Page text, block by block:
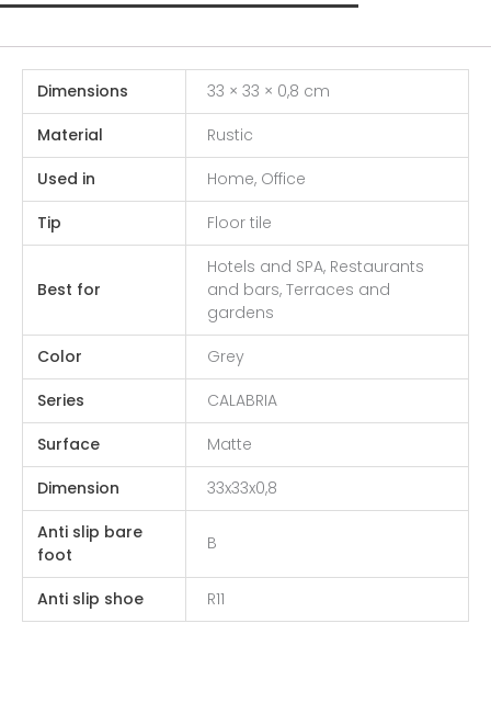
Dimensions
33 × 33 × 0,8 cm
Material
Rustic
Used in
Home, Office
Tip
Floor tile
Best for
Hotels and SPA, Restaurants
and bars, Terraces and
gardens
Color
Grey
Series
CALABRIA
Surface
Matte
Dimension
33x33x0,8
Anti slip bare
foot
B
Anti slip shoe R11